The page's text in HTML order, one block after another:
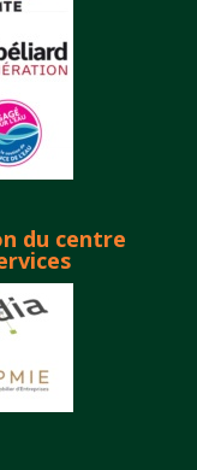
du centre